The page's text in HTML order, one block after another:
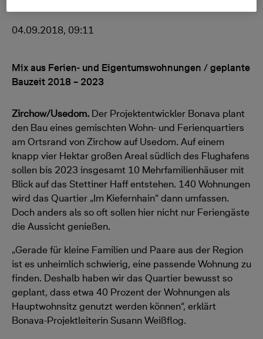
04.09.2018, 09:11
Mix aus Ferien- und Eigentumswohnungen / geplante
Bauzeit 2018 – 2023
Zirchow/Usedom. Der Projektentwickler Bonava plant
den Bau eines gemischten Wohn- und Ferienquartiers
am Ortsrand von Zirchow auf Usedom. Auf einem
knapp vier Hektar großen Areal südlich des Flughafens
sollen bis 2023 insgesamt 10 Mehrfamilienhäuser mit
Blick auf das Stettiner Haff entstehen. 140 Wohnungen
wird das Quartier „Im Kiefernhain“ dann umfassen.
Doch anders als so oft sollen hier nicht nur Feriengäste
die Aussicht genießen.
„Gerade für kleine Familien und Paare aus der Region
ist es unheimlich schwierig, eine passende Wohnung zu
finden. Deshalb haben wir das Quartier bewusst so
geplant, dass etwa 40 Prozent der Wohnungen als
Hauptwohnsitz genutzt werden können“, erklärt
Bonava-Projektleiterin Susann Weißflog.